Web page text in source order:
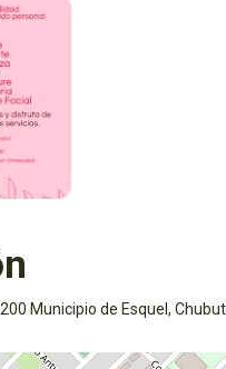
Municipio de Esquel,